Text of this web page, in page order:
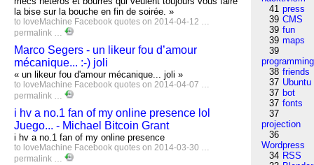
la bise sur la bouche en fin de soirée. »
to loveMachine Facebook quotes on 2014-04-12 …
permalink …
Marco Segers - un likeur fou d’amour
mécanique... :-) joli
« un likeur fou d'amour mécanique... joli »
to loveMachine Facebook quotes on 2014-04-07 …
permalink …
i hv a no.1 fan of my online presence lol
Juego... - Michael Bitcoin Grant
i hv a no.1 fan of my online presence
to loveMachine Facebook quotes on 2014-03-30 …
permalink …
41 press
39 CMS
39 fun
39 maps
39
programming
38 friends
37 Ubuntu
37 bot
37 fonts
37
projection
36
Wordpress
34 RSS